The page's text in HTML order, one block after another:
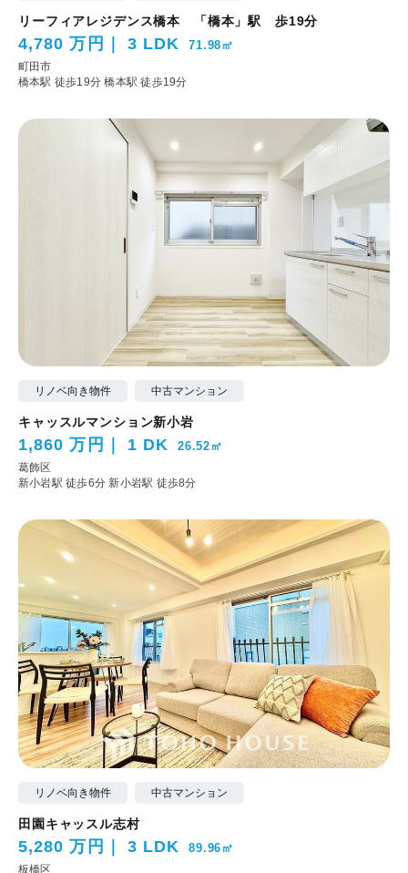
リーフィアレジデンス橋本 「橋本」駅 歩19分
4,780 万円 3 LDK 71.98㎡
町田市
橋本駅 徒歩19分橋本駅 徒歩19分
リノベ向き物件 中古マンション
キャッスルマンション新小岩
1,860 万円 1 DK 26.52㎡
葛飾区
新小岩駅 徒歩6分 新小岩駅 徒歩8分
リノベ向き物件 中古マンション
田園キャッスル志村
5,280 万円 3 LDK 89.96㎡
板橋区